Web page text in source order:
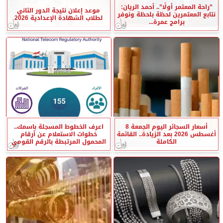
”راحة المعتمر أولًا”.. أحمد الريان:
نتابع المعتمرين لحظة بلحظة ونوفر
برامج عمرة...
موعد إعلان نتيجة الدور الثاني
لطلاب الشهادة الإعدادية 2026
أسعار السجائر اليوم الجمعة 8
أغسطس 2026 بعد الزيادة.. القائمة
الكاملة
اعرف الخطوط المسجلة باسمك..
خطوات الاستعلام عن أرقام
المحمول المرتبطة بالرقم القومي